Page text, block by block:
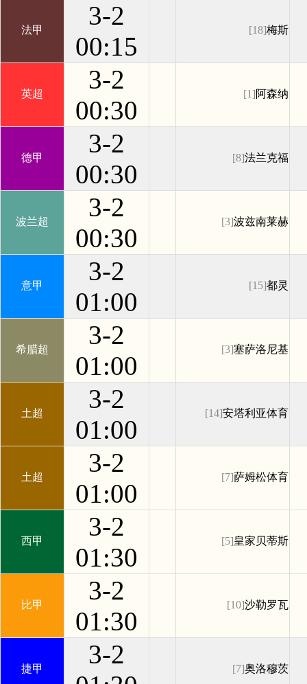
法甲
3-2
00:15
[18]梅斯
英超
3-2
00:30
[1]阿森纳
德甲
3-2
00:30
[8]法兰克福
波兰超
3-2
00:30
[3]波兹南莱赫
意甲
3-2
01:00
[15]都灵
希腊超
3-2
01:00
[3]塞萨洛尼基
土超
3-2
01:00
[14]安塔利亚体育
土超
3-2
01:00
[7]萨姆松体育
西甲
3-2
01:30
[5]皇家贝蒂斯
比甲
3-2
01:30
[10]沙勒罗瓦
捷甲
3-2
[7]奥洛穆茨